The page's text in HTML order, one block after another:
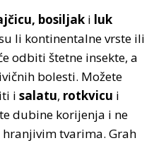
bosiljak i luk
li kontinentalne vrste ili
odbiti štetne insekte, a
bolesti. Možete
i salatu, rotkvicu i
dubine korijenja i ne
tvarima. Grah